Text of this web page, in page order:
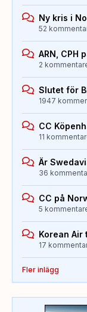
Ny kris i
52
ARN, CPH
2
Slutet för
1947
CC
11
Är
36
CC på
5
Korean Air
17
Fler inlägg